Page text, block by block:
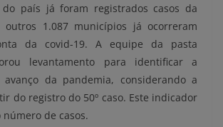
do país já foram registrados casos da
outros 1.087 municípios já ocorreram
da covid-19. A equipe da pasta
levantamento para identificar a
avanço da pandemia, considerando a
do registro do 50º caso. Este indicador
de casos.